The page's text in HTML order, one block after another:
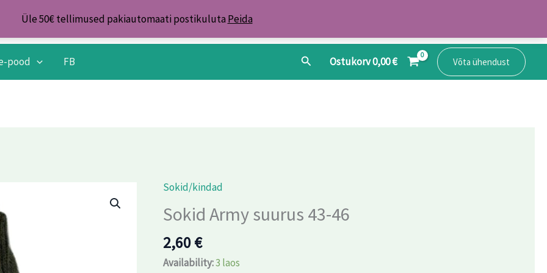
Üle 50€ tellimused pakiautomaati postikuluta Peida
pood FB SearchOstukorv0,00€ Võta ühendust
Sokid/kindad
Sokid Army suurus 43-46
2,60€
Availability:3 laos
Sokid
Army
suurus
43-
46